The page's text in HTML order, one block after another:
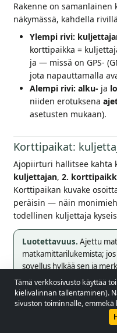
Rakenne on samanlainen
näkymässä, kahdella
Ylempi rivi:
korttipaikka =
ja — missä on GPS-
jota napauttamalla
Alempi rivi: alku- ja
niiden erotuksena
asetusten mukaan).
Korttipaikat:
Ajopiirturi hallitsee kahta
kuljettajan,2.
Korttipaikan kuvake
peräisin — näin
todellinen kuljettaja
Luotettavuus. Ajettu
matkamittarilukemista;
sovellus hylkää sen ja
Viikoittaiset ja
Valikosta voidaan pyytää
© 2026 - Lobol Team•
Tämä verkkosivusto käyttää
kielivalinnan tallentaminen).
sivuston toiminnalle, emmekä